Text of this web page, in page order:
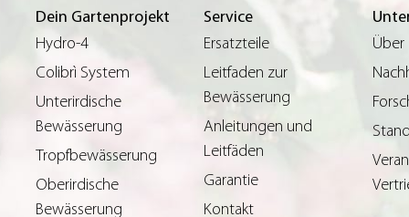
Dein Gartenprojekt
Hydro-4
Colibrì System
Unterirdische
Bewässerung
Tropfbewässerung
Oberirdische
Bewässerung
Service
Ersatzteile
Leitfaden zur
Bewässerung
Anleitungen und
Leitfäden
Garantie
Kontakt
Über